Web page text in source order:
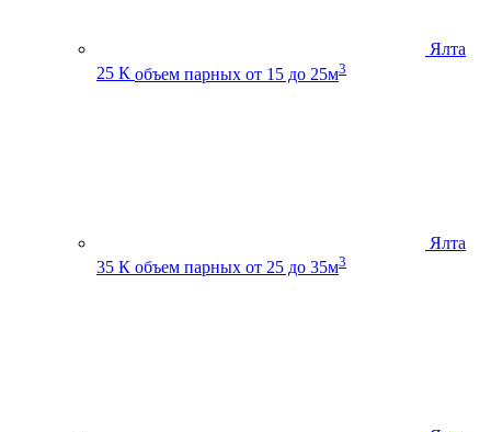
Ялта
25 К объем парных от 15 до 25м3
Ялта
35 К объем парных от 25 до 35м3